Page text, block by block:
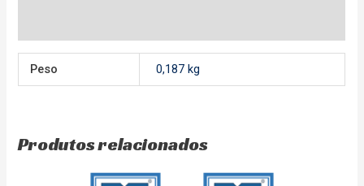
Peso 0,187 kg
Produtos relacionados